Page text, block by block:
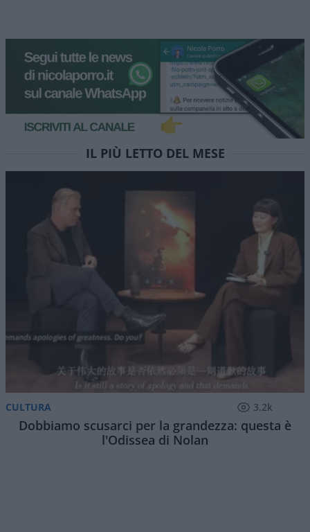
Democratici Usa sempre più
ostaggio degli islamo-
comunisti
El Sayed vince le primarie democratiche per il
Senato in Michigan. I candidati DSA vincono
ovunque prevalga un elettorato di immigrati che
non intendono integrarsi e giovani influenzati da
prof marxisti
di
Stefano Magni
2.1k